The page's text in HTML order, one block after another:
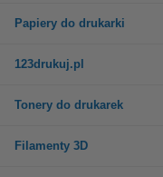
Papiery do drukarki
123drukuj.pl
Tonery do drukarek
Filamenty 3D